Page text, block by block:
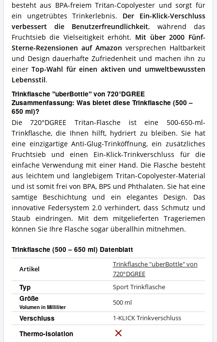
besteht aus BPA-freiem Tritan-Copolyester und sorgt für
ein ungetrübtes Trinkerlebnis. Der Ein-Klick-Verschluss
verbessert die Benutzerfreundlichkeit, während das
Fruchtsieb die Vielseitigkeit erhöht. Mit über 2000 Fünf-
Sterne-Rezensionen auf Amazon versprechen Haltbarkeit
und Design dauerhafte Zufriedenheit und machen ihn zu
einerTop-Wahl für einen aktiven und umweltbewussten
Lebensstil.
Trinkflasche "uberBottle" von 720°DGREE
Zusammenfassung: Was bietet diese Trinkflasche (500 –
650 ml)?
Die 720°DGREE Tritan-Flasche ist eine 500-650-ml-
Trinkflasche, die Ihnen hilft, hydriert zu bleiben. Sie hat
eine einzigartige Anti-Glug-Trinköffnung, ein zusätzliches
Fruchtsieb und einen Ein-Klick-Trinkverschluss für die
einfache Verwendung mit einer Hand. Die Flasche besteht
aus leichtem und langlebigem Tritan-Copolyester-Material
und ist somit frei von BPA, BPS und Phthalaten. Sie hat eine
samtige Beschichtung und ein elegantes Design. Das
innovative Federsystem 2.0 verhindert, dass Schmutz und
Staub eindringen. Mit dem mitgelieferten Trageriemen
können Sie Ihre Flasche sogar überallhin mitnehmen.
Trinkflasche (500 – 650 ml) Datenblatt
Artikel
Trinkflasche "uberBottle" von
720°DGREE
Typ Sport Trinkflasche
Größe
Volumen in Milliliter
500 ml
Verschluss 1-KLICK Trinkverschluss
Thermo-Isolation
N